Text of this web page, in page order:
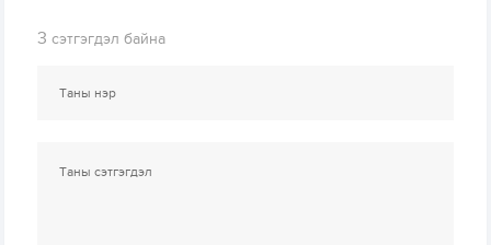
3 сэтгэгдэл байна